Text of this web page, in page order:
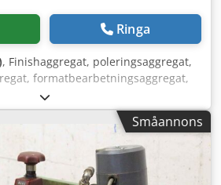
Ringa
, Finishaggregat, poleringsaggregat,
formatbearbetningsaggregat,
efter
- Finishaggregat:
KM 35 - Motor: ATB 0,25 kW -
- Sidledes: justerbar - Höjd:
H490 mm Djdpfxsgy T I Es Aatock
Småannons